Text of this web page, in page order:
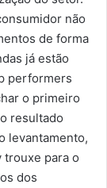
não
de forma
já estão
performers
o primeiro
resultado
levantamento,
trouxe para o
dos